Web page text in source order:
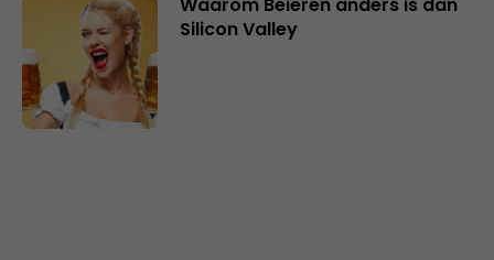
Silicon Valley